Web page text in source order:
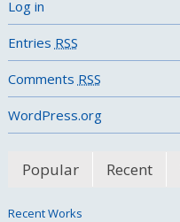
Log in
Entries RSS
Comments RSS
WordPress.org
Popular Recent
Recent Works